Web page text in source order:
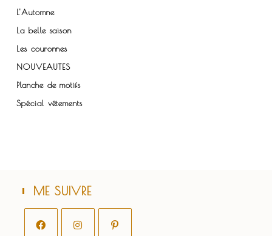
L'Automne
La belle saison
Les couronnes
NOUVEAUTES
Planche de motifs
Spécial vêtements
ME SUIVRE